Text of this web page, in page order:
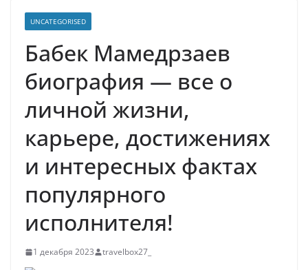
UNCATEGORISED
Бабек Мамедрзаев
биография — все о
личной жизни,
карьере, достижениях
и интересных фактах
популярного
исполнителя!
1 декабря 2023 travelbox27_